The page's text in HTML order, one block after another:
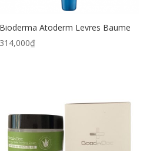
Bioderma Atoderm Levres Baume
314,000₫